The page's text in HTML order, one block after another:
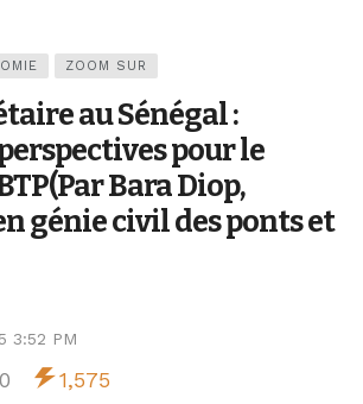
ZOOM SUR
au Sénégal :
pour le
Bara Diop,
génie civil des ponts et
3:52 PM
0 1,575